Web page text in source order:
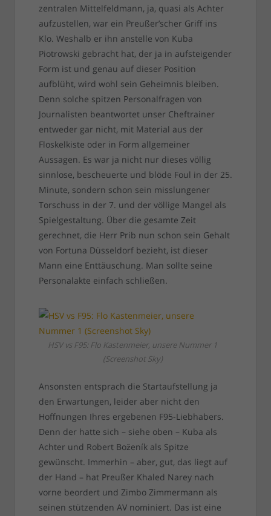
zentralen Mittelfeldmann, ja, quasi als Achter
aufzustellen, war ein Preußer’scher Griff ins
Klo. Weshalb er ihn anstelle von Kuba
Piotrowski gebracht hat, der ja in aufsteigender
Form ist und genau auf dieser Position
aufblüht, wird wohl sein Geheimnis bleiben.
Denn solche spitzen Personalfragen von
Journalisten beantwortet unser Cheftrainer
entweder gar nicht, mit Material aus der
Floskelkiste oder in Form allgemeiner
Aussagen. Es war ja nicht nur dieses völlig
sinnlose, bescheuerte und blöde Foul in der 25.
Minute, sondern schon sein misslungener
Torschuss in der 7. und der völlige Mangel als
Spielgestaltung. Über die gesamte Zeit
gerechnet, die Herr Prib nun schon sein Gehalt
von Fortuna Düsseldorf bezieht, ist dieser
Mann eine Enttäuschung. Man sollte seine
Personalakte einfach schließen.
HSV vs F95: Flo Kastenmeier, unsere Nummer 1
(Screenshot Sky)
Ansonsten entsprach die Startaufstellung ja
den Erwartungen, leider aber nicht den
Hoffnungen Ihres ergebenen F95-Liebhabers.
Denn der hatte sich – siehe oben – Kuba als
Achter und Robert Boženík als Spitze
gewünscht. Immerhin – aber, gut, das liegt auf
der Hand – hat Preußer Khaled Narey nach
vorne beordert und Zimbo Zimmermann als
seinen stützenden AV nominiert. Das ist eine